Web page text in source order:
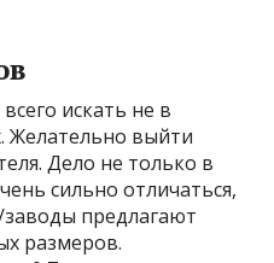
искать не в
Желательно выйти
Дело не только в
сильно отличаться,
предлагают
размеров.